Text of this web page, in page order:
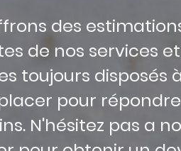
des
de nos services et
toujours disposés
pour
N'hésitez pas a